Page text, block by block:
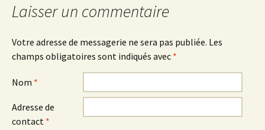
Laisser un commentaire
Votre adresse de messagerie ne sera pas publiée. Les
champs obligatoires sont indiqués avec *
Nom *
Adresse de
contact *